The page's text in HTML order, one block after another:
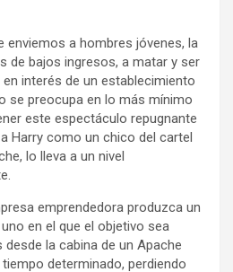
enviemos a hombres jóvenes, la
de bajos ingresos, a matar y ser
interés de un establecimiento
se preocupa en lo más mínimo
este espectáculo repugnante
Harry como un chico del cartel
lo lleva a un nivel
emprendedora produzca un
en el que el objetivo sea
la cabina de un Apache
determinado, perdiendo